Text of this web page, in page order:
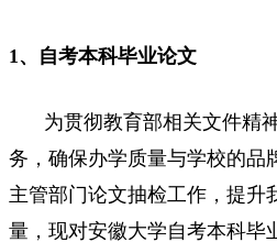
1、自考本科毕业论文
为贯彻教育部相关文件精
务，确保办学质量与学校的品
主管部门论文抽检工作，提升
量，现对安徽大学自考本科毕